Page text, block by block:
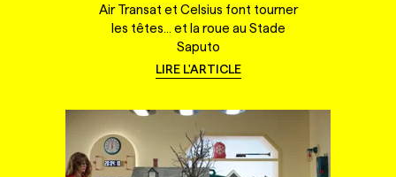
Air Transat et Celsius font tourner
les têtes... et la roue au Stade
Saputo
LIRE L'ARTICLE